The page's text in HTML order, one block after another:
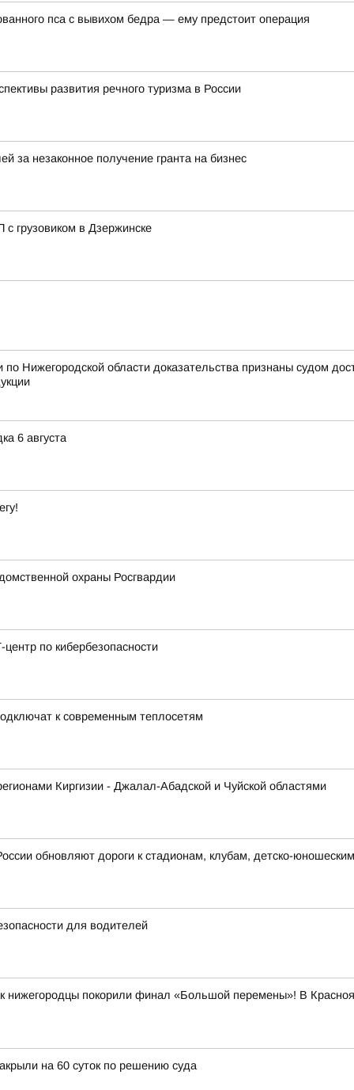
пса с вывихом бедра — ему предстоит операция
развития речного туризма в России
за незаконное получение гранта на бизнес
грузовиком в Дзержинске
Нижегородской области доказательства признаны судом
6 августа
охраны Росгвардии
по кибербезопасности
к современным теплосетям
Киргизии - Джалал-Абадской и Чуйской областями
обновляют дороги к стадионам, клубам, детско-
для водителей
нижегородцы покорили финал «Большой перемены»! В
на 60 суток по решению суда